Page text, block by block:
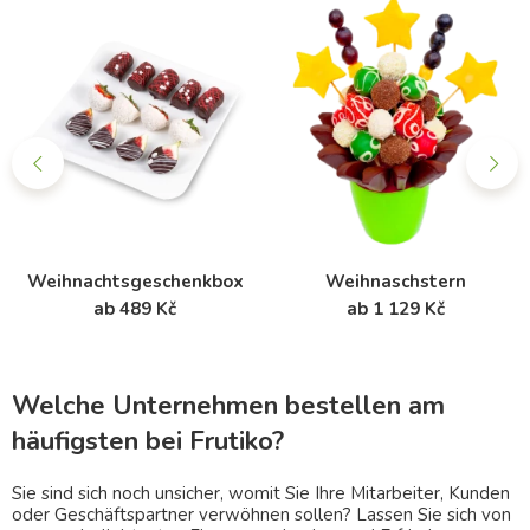
Weihnachtsgeschenkbox
ab 489 Kč
Weihnaschstern
ab 1 129 Kč
Welche Unternehmen bestellen am
häufigsten bei Frutiko?
Sie sind sich noch unsicher, womit Sie Ihre Mitarbeiter, Kunden
oder Geschäftspartner verwöhnen sollen? Lassen Sie sich von